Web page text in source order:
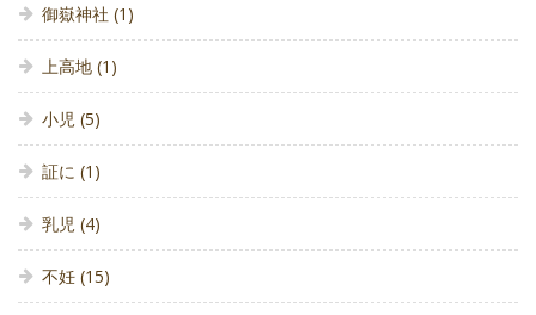
御嶽神社 (1)
上高地 (1)
小児 (5)
証に (1)
乳児 (4)
不妊 (15)